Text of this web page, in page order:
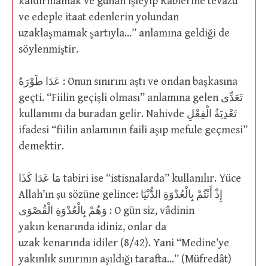
ve edeple itaat edenlerin yolundan
uzaklaşmamak şartıyla…” anlamına geldiği de
söylenmiştir.
عَدَا طَوْرَهُ : Onun sınırını aştı ve ondan başkasına
geçti. “Fiilin geçişli olması” anlamına gelen تَعَدِّى
kullanımı da buradan gelir. Nahivde تَعْدِيَةُ الْفِعْلِ
ifadesi “fiilin anlamının faili aşıp mefule geçmesi”
demektir.
مَا عَدَا كَذَا tabiri ise “istisnalarda” kullanılır. Yüce
Allah’ın şu sözüne gelince: إِذْ أَنْتُمْ بِالْعُدْوَةِ الدُّنْيَا
وَهُمْ بِالْعُدْوَةِ الْقُصْوَى : O gün siz, vâdinin
yakın kenarında idiniz, onlar da
uzak kenarında idiler (8/42). Yani “Medine’ye
yakınlık sınırının aşıldığı tarafta…” (Müfredât)